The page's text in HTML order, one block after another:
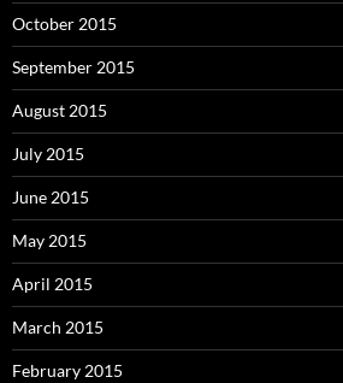
October 2015
September 2015
August 2015
July 2015
June 2015
May 2015
April 2015
March 2015
February 2015